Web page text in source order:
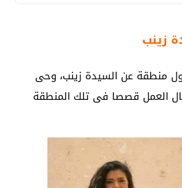
زينب
منطقة عن السيدة زينب، وحى
العمل قصصا فى تلك المنطقة